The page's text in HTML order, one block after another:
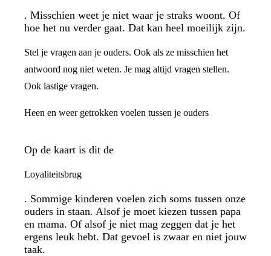
. Misschien weet je niet waar je straks woont. Of
hoe het nu verder gaat. Dat kan heel moeilijk zijn.
Stel je vragen aan je ouders. Ook als ze misschien het
antwoord nog niet weten. Je mag altijd vragen stellen.
Ook lastige vragen.
Heen en weer getrokken voelen tussen je ouders
Op de kaart is dit de
Loyaliteitsbrug
. Sommige kinderen voelen zich soms tussen onze
ouders in staan. Alsof je moet kiezen tussen papa
en mama. Of alsof je niet mag zeggen dat je het
ergens leuk hebt. Dat gevoel is zwaar en niet jouw
taak.